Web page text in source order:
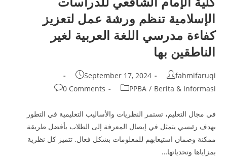
الإسلامية تنظم ورشة عمل لتعزيز
كفاءة مدرسي اللغة العربية لغير
الناطقين بها
Post
author:
fahmifaruqi
Post
published:
September 17, 2024
Post
PPBA / Berita & Informasi
Post
0 Comments
في مجال التعليم، تستمر النظريات والأساليب التعليمية في التطور
بهدف رئيسي يتمثل في إيصال المعرفة إلى الطلاب بأفضل طريقة
ممكنة وضمان استيعابهم للمعلومات بشكل فعال. تتميز كل نظرية
بمزاياها وتحدياتها…